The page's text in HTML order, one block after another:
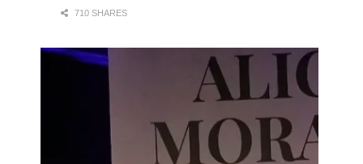
710 SHARES